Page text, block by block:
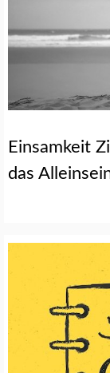
Einsamkeit
das